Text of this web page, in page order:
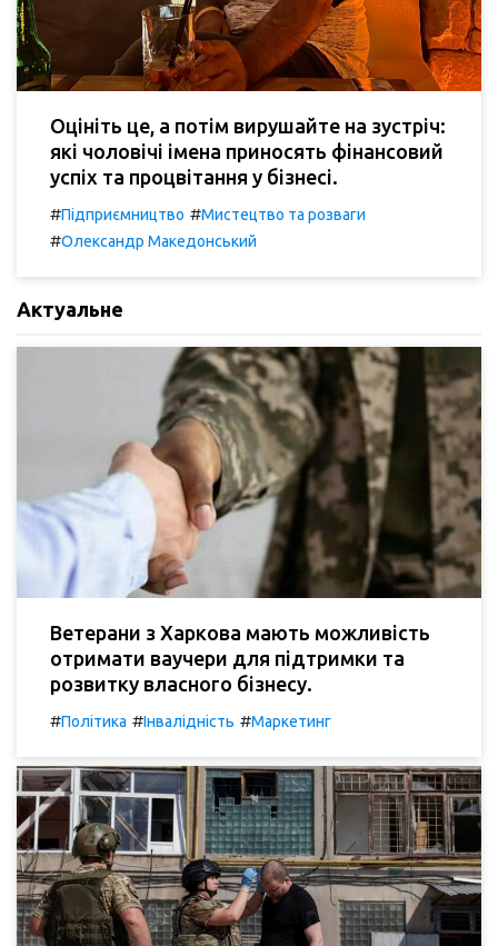
Оцініть це, а потім вирушайте на зустріч:
які чоловічі імена приносять фінансовий
успіх та процвітання у бізнесі.
#Підприємництво #Мистецтво та розваги
#Олександр Македонський
Актуальне
Ветерани з Харкова мають можливість
отримати ваучери для підтримки та
розвитку власного бізнесу.
#Політика #Інвалідність #Маркетинг